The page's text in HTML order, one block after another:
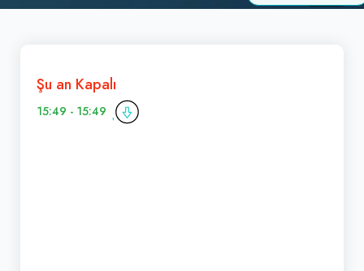
Şu an Kapalı
15:49 - 15:49